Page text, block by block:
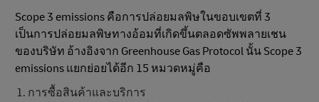
Scope 3 emissions คือการปล่อยมลพิษในขอบเขตที่ 3
เป็นการปล่อยมลพิษทางอ้อมที่เกิดขึ้นตลอดซัพพลายเชน
ของบริษัท อ้างอิงจาก Greenhouse Gas Protocol นั้น Scope 3
emissions แยกย่อยได้อีก 15 หมวดหมู่คือ
การซื้อสินค้าและบริการ